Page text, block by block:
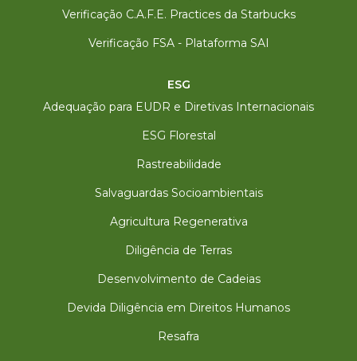
Verificação C.A.F.E. Practices da Starbucks
Verificação FSA - Plataforma SAI
ESG
Adequação para EUDR e Diretivas Internacionais
ESG Florestal
Rastreabilidade
Salvaguardas Socioambientais
Agricultura Regenerativa
Diligência de Terras
Desenvolvimento de Cadeias
Devida Diligência em Direitos Humanos
Resafra